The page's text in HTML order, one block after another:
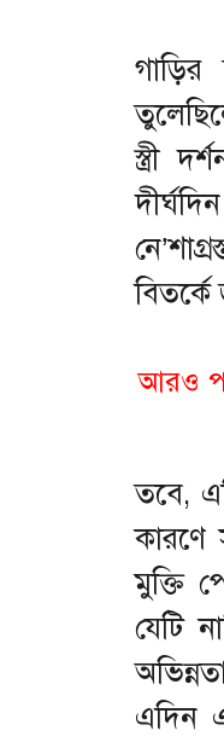
স্ত্রী
আরও
তবে,
কারণে
মুক্তি
যেটি
এদিন